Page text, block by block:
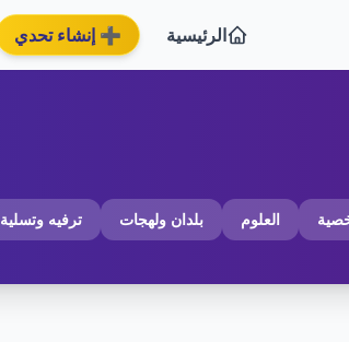
الرئيسية ➕ إنشاء تحدي
العلوم بلدان ولهجات ترفيه وتسلية